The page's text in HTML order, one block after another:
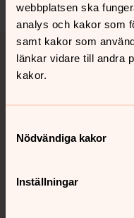
webbplatsen ska
analys och kakor som
samt kakor som
länkar vidare till andra
kakor.
Nödvändiga kakor
Inställningar
Tillbaka till toppen
Tillbaka till innehållet
Kontakt